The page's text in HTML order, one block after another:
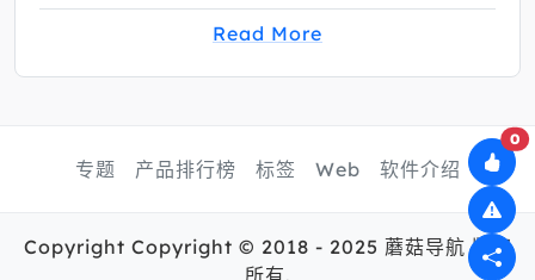
0
Read More
专题 产品排行榜 标签 Web 软件介绍
Copyright Copyright © 2018 - 2025 蘑菇导航 版权
所有.